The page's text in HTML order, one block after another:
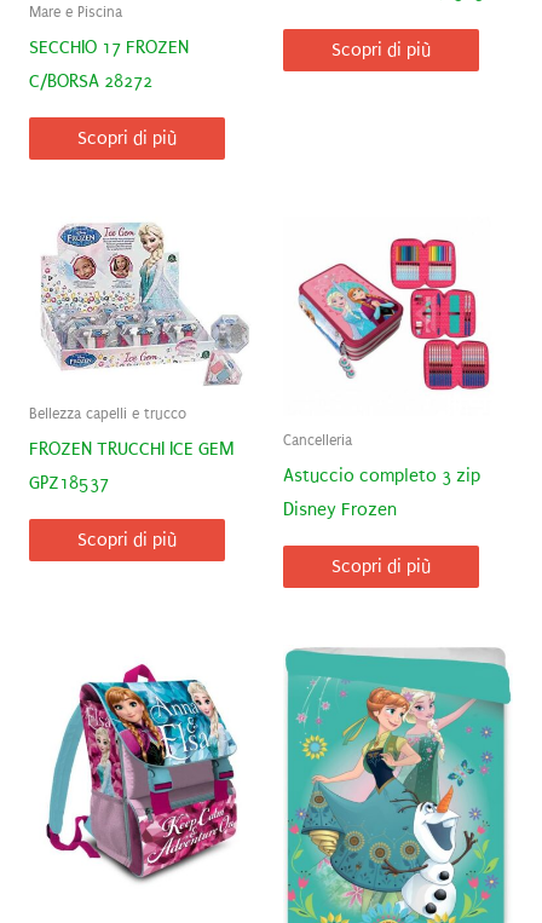
Mare e Piscina
SECCHIO 17 FROZEN
C/BORSA 28272
Scopri di più
Scopri di più
Bellezza capelli e trucco
FROZEN TRUCCHI ICE GEM
GPZ18537
Scopri di più
Cancelleria
Astuccio completo 3 zip
Disney Frozen
Scopri di più